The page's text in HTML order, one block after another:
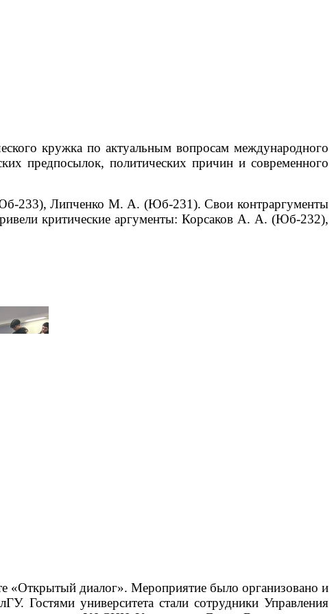
кружка по актуальным вопросам международного
предпосылок, политических причин и современного
(Юб-233), Липченко М. А. (Юб-231).Свои контраргументы
критические аргументы: Корсаков А. А. (Юб-232),
«Открытый диалог». Мероприятие было организовано и
Гостями университета стали сотрудники Управления